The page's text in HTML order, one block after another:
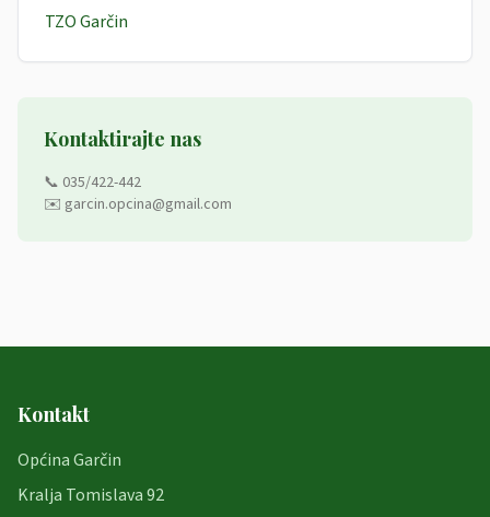
TZO Garčin
Kontaktirajte nas
📞 035/422-442
✉️ garcin.opcina@gmail.com
Kontakt
Općina Garčin
Kralja Tomislava 92